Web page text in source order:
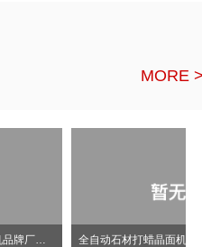
MORE
晶面水磨石机，水磨石楼梯晶面机品牌厂家直销报价